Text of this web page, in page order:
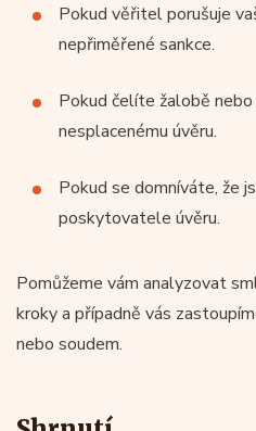
Pokud věřitel porušuje
nepřiměřené sankce.
Pokud čelíte žalobě
nesplacenému úvěru.
Pokud se domníváte, že
poskytovatele úvěru.
Pomůžeme vám analyzovat
kroky a případně vás
nebo soudem.